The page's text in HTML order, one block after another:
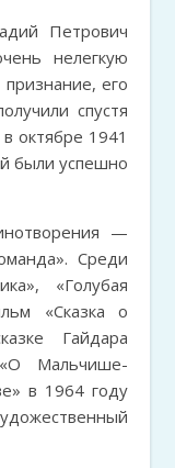
Петрович
нелегкую
его
спустя
октябре 1941
были успешно
—
Среди
«Голубая
«Сказка о
Гайдара
Мальчише-
в 1964 году